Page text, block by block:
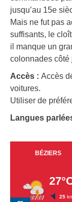
jusqu’au 15e
Mais ne fut pas
suffisants, le
il manque un
colonnades côté
Accès : Accès
voitures.
Utiliser de
Langues